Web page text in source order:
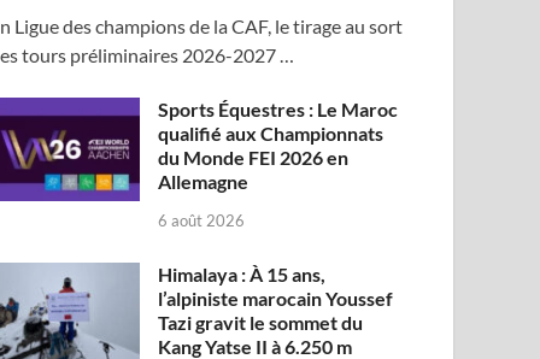
Ligue des champions de la CAF, le tirage au sort
tours préliminaires 2026-2027 …
Sports Équestres : Le Maroc
qualifié aux Championnats
du Monde FEI 2026 en
Allemagne
6 août 2026
Himalaya : À 15 ans,
l’alpiniste marocain Youssef
Tazi gravit le sommet du
Kang Yatse II à 6.250 m